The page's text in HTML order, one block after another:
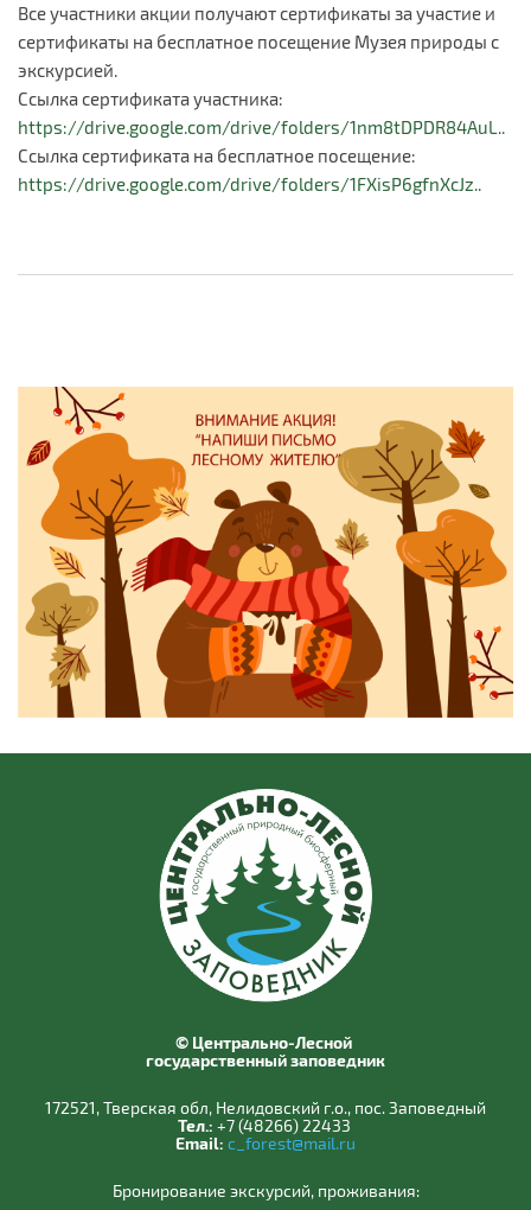
Все участники акции получают сертификаты за участие и
сертификаты на бесплатное посещение Музея природы с
экскурсией.
Ссылка сертификата участника:
https://drive.google.com/drive/folders/1nm8tDPDR84AuL..
Ссылка сертификата на бесплатное посещение:
https://drive.google.com/drive/folders/1FXisP6gfnXcJz..
© Центрально-Лесной
государственный заповедник
172521, Тверская обл, Нелидовский г.о., пос. Заповедный
Тел.: +7 (48266) 22433
Email: c_forest@mail.ru
Бронирование экскурсий, проживания: